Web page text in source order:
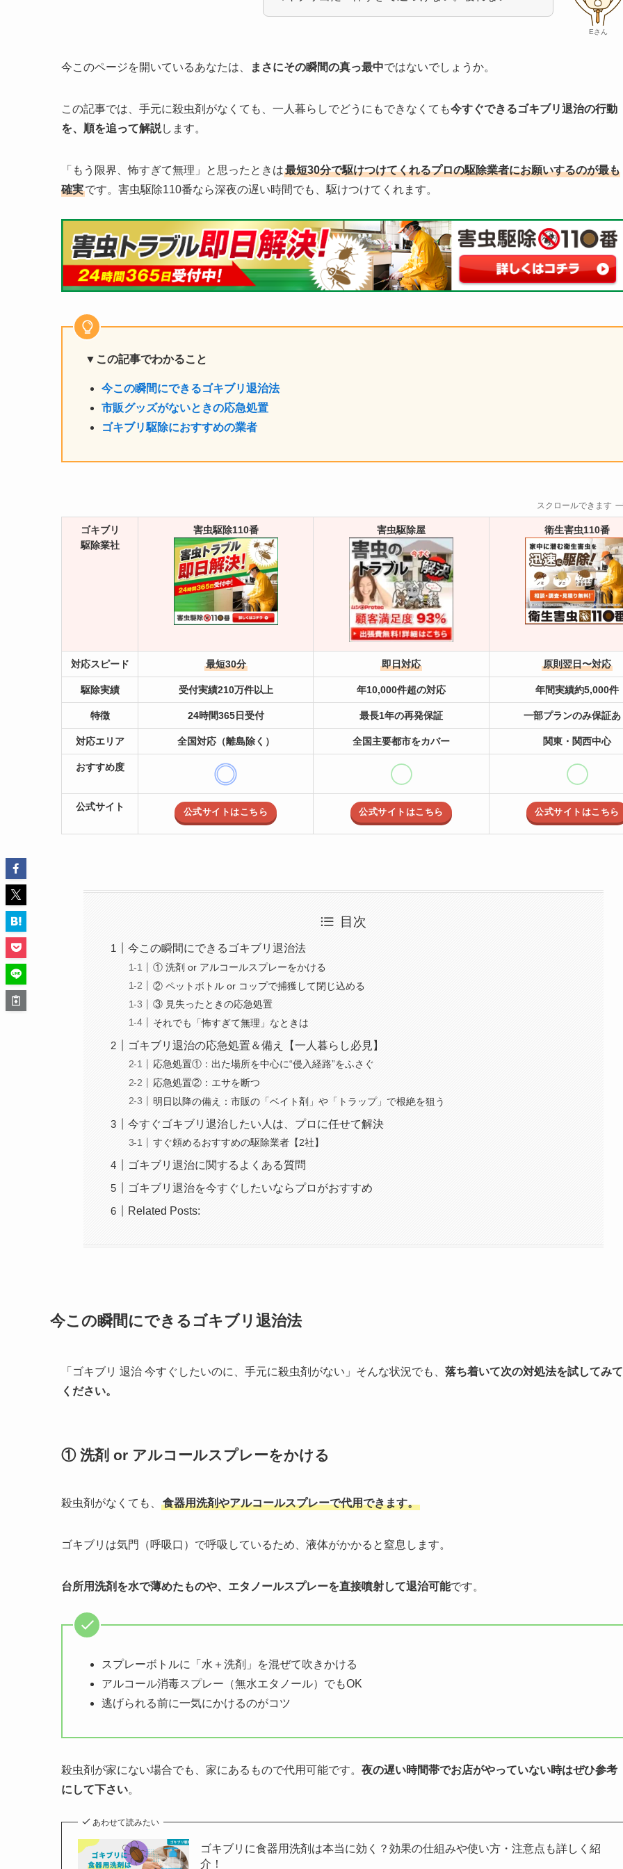
Eさん
今このページを開いているあなたは、 まさにその瞬間の真っ最中ではないでしょうか。
この記事では、手元に殺虫剤がなくても、一人暮らしでどうにもできなくても今すぐできるゴキブリ退治の行動
を、順を追って解説します。
「もう限界、怖すぎて無理」と思ったときは最短30分で駆けつけてくれるプロの駆除業者にお願いするのが最も
確実です。害虫駆除110番なら深夜の遅い時間でも、駆けつけてくれます。
▼この記事でわかること
今この瞬間にできるゴキブリ退治法
市販グッズがないときの応急処置
ゴキブリ駆除におすすめの業者
スクロールできます
ゴキブリ
駆除業社
害虫駆除110番 害虫駆除屋 衛生害虫110番
対応スピード 最短30分 即日対応 原則翌日〜対応
駆除実績 受付実績210万件以上 年10,000件超の対応 年間実績約5,000件
特徴 24時間365日受付 最長1年の再発保証 一部プランのみ保証あ
対応エリア 全国対応（離島除く） 全国主要都市をカバー 関東・関西中心
おすすめ度
公式サイト
公式サイトはこちら 公式サイトはこちら 公式サイトはこちら
目次
今この瞬間にできるゴキブリ退治法
① 洗剤 or アルコールスプレーをかける
② ペットボトル or コップで捕獲して閉じ込める
③ 見失ったときの応急処置
それでも「怖すぎて無理」なときは
ゴキブリ退治の応急処置＆備え【一人暮らし必見】
応急処置①：出た場所を中心に“侵入経路”をふさぐ
応急処置②：エサを断つ
明日以降の備え：市販の「ベイト剤」や「トラップ」で根絶を狙う
今すぐゴキブリ退治したい人は、プロに任せて解決
すぐ頼めるおすすめの駆除業者【2社】
ゴキブリ退治に関するよくある質問
ゴキブリ退治を今すぐしたいならプロがおすすめ
Related Posts:
今この瞬間にできるゴキブリ退治法
「ゴキブリ 退治 今すぐしたいのに、手元に殺虫剤がない」そんな状況でも、 落ち着いて次の対処法を試してみて
ください。
① 洗剤 or アルコールスプレーをかける
殺虫剤がなくても、 食器用洗剤やアルコールスプレーで代用できます。
ゴキブリは気門（呼吸口）で呼吸しているため、液体がかかると窒息します。
台所用洗剤を水で薄めたものや、エタノールスプレーを直接噴射して退治可能です。
スプレーボトルに「水＋洗剤」を混ぜて吹きかける
アルコール消毒スプレー（無水エタノール）でもOK
逃げられる前に一気にかけるのがコツ
殺虫剤が家にない場合でも、家にあるもので代用可能です。 夜の遅い時間帯でお店がやっていない時はぜひ参考
にして下さい。
あわせて読みたい
ゴキブリに食器用洗剤は本当に効く？効果の仕組みや使い方・注意点も詳しく紹
介！